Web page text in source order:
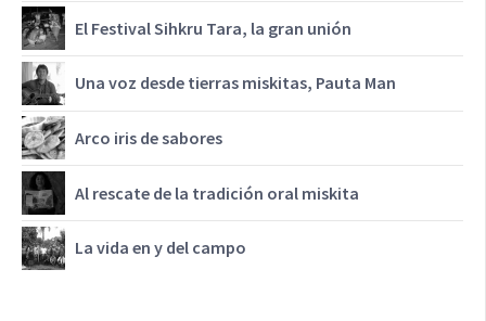
El Festival Sihkru Tara, la gran unión
Una voz desde tierras miskitas, Pauta Man
Arco iris de sabores
Al rescate de la tradición oral miskita
La vida en y del campo